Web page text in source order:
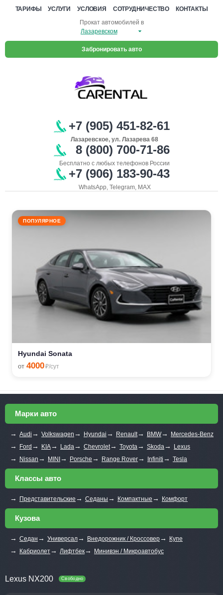
ТАРИФЫ УСЛУГИ УСЛОВИЯ СОТРУДНИЧЕСТВО
КОНТАКТЫ
Прокат автомобилей в
Забронировать авто
+7 (905) 451-82-61
Лазаревское, ул. Лазарева 68
8 (800) 700-71-86
Бесплатно с любых телефонов России
+7 (906) 183-90-43
WhatsApp, Telegram, MAX
ПОПУЛЯРНОЕ
Hyundai Sonata
от 4000₽/сут
Марки авто
→ Audi → Volkswagen → Hyundai → Renault→ BMW→ Mercedes-Benz
→ Ford → KIA→ Lada→ Chevrolet→ Toyota→ Skoda→ Lexus
→ Nissan → MINI → Porsche → Range Rover→ Infiniti → Tesla
Классы авто
→ Представительские → Седаны → Компактные → Комфорт
Кузова
→ Седан → Универсал→ Внедорожник / Кроссовер→ Купе
→ Кабриолет→ Лифтбек→ Минивэн / Микроавтобус
Lexus NX200 Свободно